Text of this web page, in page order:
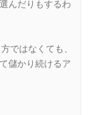
んだりもするわ
ではなくても、
儲かり続けるア